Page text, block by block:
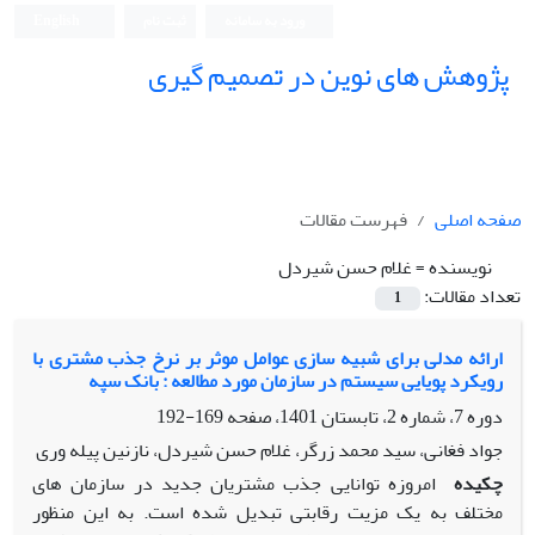
پژوهش های نوین در تصمیم گیری
صفحه اصلی
فهرست مقالات
نویسنده =غلام حسن شیردل
تعداد مقالات:
1
ارائه مدلی برای شبیه سازی عوامل موثر بر نرخ جذب مشتری با
رویکرد پویایی سیستم در سازمان مورد مطالعه : بانک سپه
دوره 7، شماره 2، تابستان 1401، صفحه
169-192
جواد فغانی، سید محمد زرگر، غلام حسن شیردل، نازنین پیله وری
چکیده امروزه توانایی جذب مشتریان جدید در سازمان های
مختلف به یک مزیت رقابتی تبدیل شده است. به این منظور